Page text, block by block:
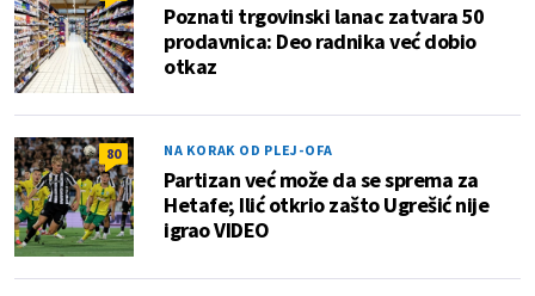
Poznati trgovinski lanac zatvara 50
prodavnica: Deo radnika već dobio
otkaz
80 NA KORAK OD PLEJ-OFA
Partizan već može da se sprema za
Hetafe; Ilić otkrio zašto Ugrešić nije
igrao VIDEO